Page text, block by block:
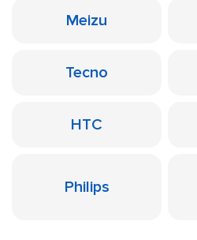
Meizu
Tecno
HTC
Philips